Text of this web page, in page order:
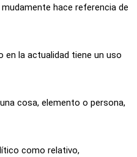
hace referencia de
en la actualidad tiene un uso
cosa, elemento o persona,
como relativo,